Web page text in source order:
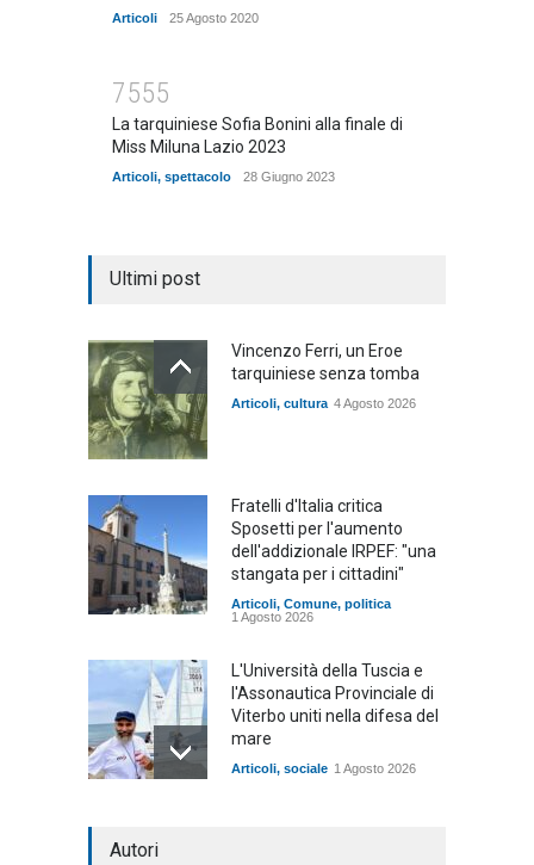
Articoli 25 Agosto 2020
7555
La tarquiniese Sofia Bonini alla finale di
Miss Miluna Lazio 2023
Articoli, spettacolo 28 Giugno 2023
Ultimi post
Vincenzo Ferri, un Eroe
tarquiniese senza tomba
Articoli, cultura 4 Agosto 2026
Fratelli d'Italia critica
Sposetti per l'aumento
dell'addizionale IRPEF: "una
stangata per i cittadini"
Articoli, Comune, politica
1 Agosto 2026
L'Università della Tuscia e
l'Assonautica Provinciale di
Viterbo uniti nella difesa del
mare
Articoli, sociale 1 Agosto 2026
Autori